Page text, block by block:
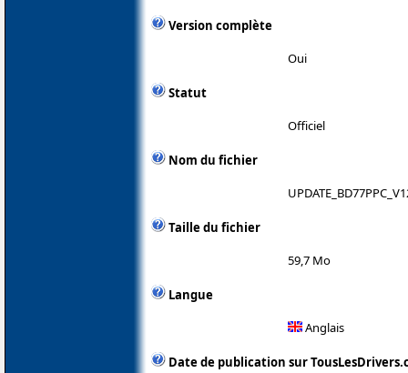
Version complète
Oui
Statut
Officiel
Nom du fichier
Taille du fichier
59,7 Mo
Langue
Anglais
Date de publication sur